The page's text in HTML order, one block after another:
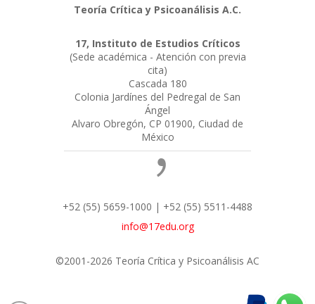
Teoría Crítica y Psicoanálisis A.C.
17, Instituto de Estudios Críticos
(Sede académica - Atención con previa
cita)
Cascada 180
Colonia Jardínes del Pedregal de San
Ángel
Alvaro Obregón, CP 01900, Ciudad de
México
+52 (55) 5659-1000 | +52 (55) 5511-4488
info@17edu.org
©2001-2026 Teoría Crítica y Psicoanálisis AC